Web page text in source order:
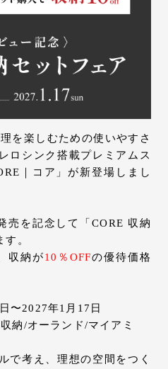
を楽しむための使いやすさ
ロシンク搭載プレミアムス
｜コア」が新登場しまし
売を記念して「CORE 収納
。
収納が10％OFFの優待価格
日〜2027年1月17日
納/オーランド/マイアミ
で考え、理想の空間をつく